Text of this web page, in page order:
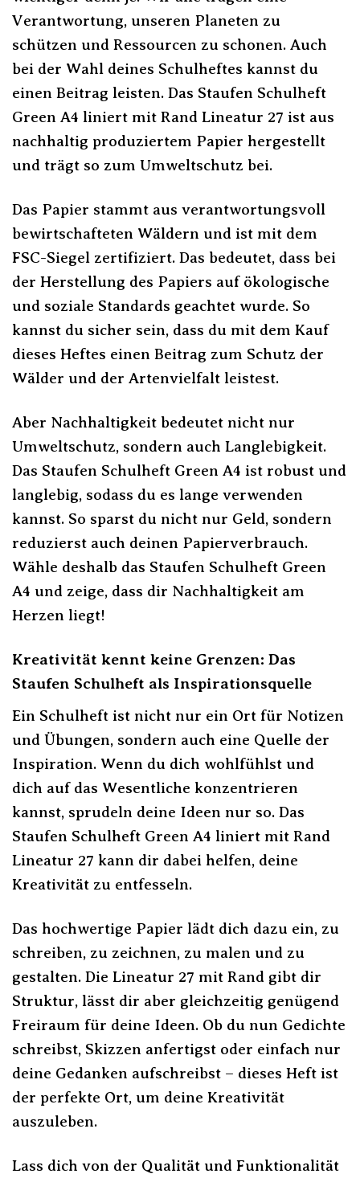
Verantwortung, unseren Planeten zu
schützen und Ressourcen zu schonen. Auch
bei der Wahl deines Schulheftes kannst du
einen Beitrag leisten. Das Staufen Schulheft
Green A4 liniert mit Rand Lineatur 27 ist aus
nachhaltig produziertem Papier hergestellt
und trägt so zum Umweltschutz bei.
Das Papier stammt aus verantwortungsvoll
bewirtschafteten Wäldern und ist mit dem
FSC-Siegel zertifiziert. Das bedeutet, dass bei
der Herstellung des Papiers auf ökologische
und soziale Standards geachtet wurde. So
kannst du sicher sein, dass du mit dem Kauf
dieses Heftes einen Beitrag zum Schutz der
Wälder und der Artenvielfalt leistest.
Aber Nachhaltigkeit bedeutet nicht nur
Umweltschutz, sondern auch Langlebigkeit.
Das Staufen Schulheft Green A4 ist robust und
langlebig, sodass du es lange verwenden
kannst. So sparst du nicht nur Geld, sondern
reduzierst auch deinen Papierverbrauch.
Wähle deshalb das Staufen Schulheft Green
A4 und zeige, dass dir Nachhaltigkeit am
Herzen liegt!
Kreativität kennt keine Grenzen: Das
Staufen Schulheft als Inspirationsquelle
Ein Schulheft ist nicht nur ein Ort für Notizen
und Übungen, sondern auch eine Quelle der
Inspiration. Wenn du dich wohlfühlst und
dich auf das Wesentliche konzentrieren
kannst, sprudeln deine Ideen nur so. Das
Staufen Schulheft Green A4 liniert mit Rand
Lineatur 27 kann dir dabei helfen, deine
Kreativität zu entfesseln.
Das hochwertige Papier lädt dich dazu ein, zu
schreiben, zu zeichnen, zu malen und zu
gestalten. Die Lineatur 27 mit Rand gibt dir
Struktur, lässt dir aber gleichzeitig genügend
Freiraum für deine Ideen. Ob du nun Gedichte
schreibst, Skizzen anfertigst oder einfach nur
deine Gedanken aufschreibst – dieses Heft ist
der perfekte Ort, um deine Kreativität
auszuleben.
Lass dich von der Qualität und Funktionalität